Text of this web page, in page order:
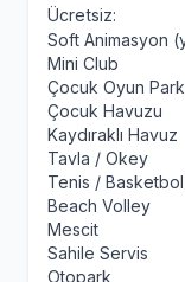
Ücretsiz:
Soft Animasyon
Mini Club
Çocuk Oyun
Çocuk Havuzu
Kaydıraklı Havuz
Tavla / Okey
Tenis / Basketbol
Beach Volley
Mescit
Sahile Servis
Otopark